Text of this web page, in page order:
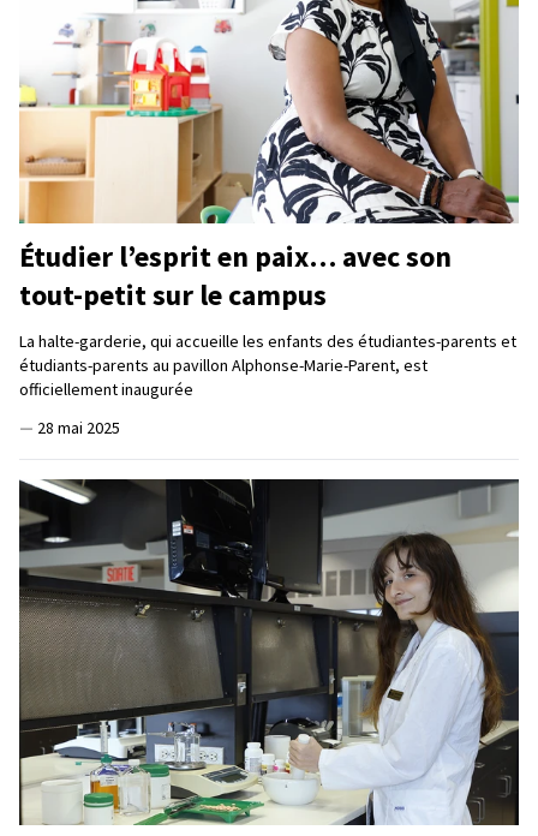
Étudier l’esprit en paix… avec son
tout-petit sur le campus
La halte-garderie, qui accueille les enfants des étudiantes-parents et
étudiants-parents au pavillon Alphonse-Marie-Parent, est
officiellement inaugurée
— 28 mai 2025